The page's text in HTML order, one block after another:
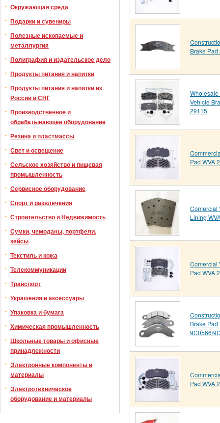
Окружающая среда
Подарки и сувениры
Полезные ископаемые и
металлургия
Полиграфия и издательское дело
Продукты питания и напитки
Продукты питания и напитки из
России и СНГ
Производственное и
обрабатывающее оборудование
Резина и пластмассы
Свет и освещение
Сельское хозяйство и пищевая
промышленность
Сервисное оборудование
Спорт и развлечения
Строительство и Недвижимость
Сумки, чемоданы, портфели,
кейсы
Текстиль и кожа
Телекоммуникации
Транспорт
Украшения и аксессуары
Упаковка и бумага
Химическая промышленность
Школьные товары и офисные
принадлежности
Электронные компоненты и
материалы
Электротехническое
оборудование и материалы
Brake
Vehicle
29115
Pad WVA
Comercial
Lining
Comercial
Pad WVA
Brake Pad
9C0566/
Pad WVA